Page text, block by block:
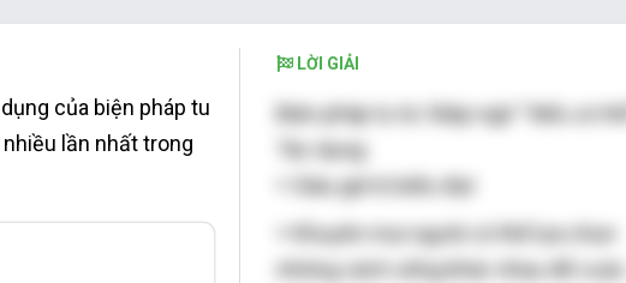
của biện pháp tu
lần nhất trong
LỜI GIẢI
Biện pháp tu từ: Điệp ngữ “
Tác dụng:
+ Giàu giá trị biểu đạt
+ Khuyên mọi người có thể lựa chọn
những cách sống khác nhau để cuộc